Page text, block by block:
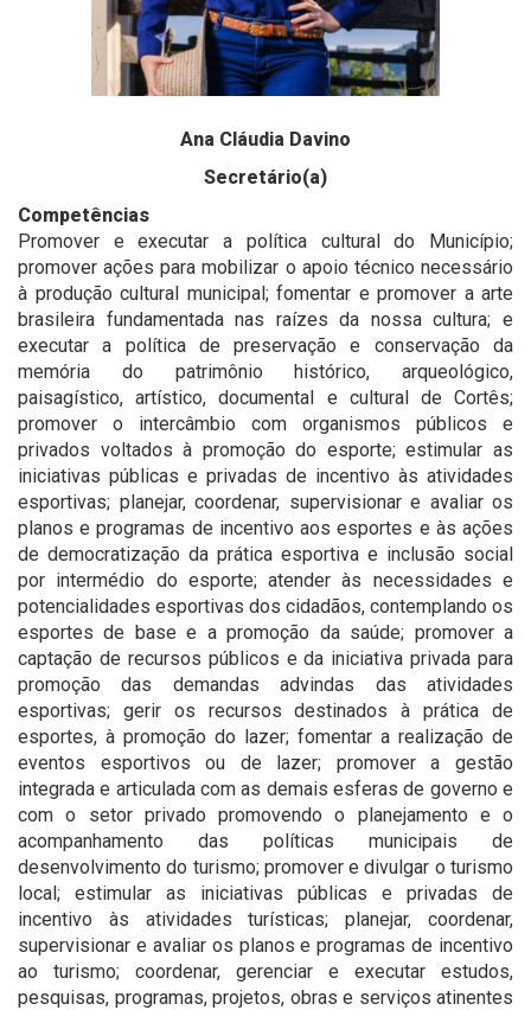
Ana Cláudia Davino
Secretário(a)
Competências
Promover e executar a política cultural do Município;
promover ações para mobilizar o apoio técnico necessário
à produção cultural municipal; fomentar e promover a arte
brasileira fundamentada nas raízes da nossa cultura; e
executar a política de preservação e conservação da
memória do patrimônio histórico, arqueológico,
paisagístico, artístico, documental e cultural de Cortês;
promover o intercâmbio com organismos públicos e
privados voltados à promoção do esporte; estimular as
iniciativas públicas e privadas de incentivo às atividades
esportivas; planejar, coordenar, supervisionar e avaliar os
planos e programas de incentivo aos esportes e às ações
de democratização da prática esportiva e inclusão social
por intermédio do esporte; atender às necessidades e
potencialidades esportivas dos cidadãos, contemplando os
esportes de base e a promoção da saúde; promover a
captação de recursos públicos e da iniciativa privada para
promoção das demandas advindas das atividades
esportivas; gerir os recursos destinados à prática de
esportes, à promoção do lazer; fomentar a realização de
eventos esportivos ou de lazer; promover a gestão
integrada e articulada com as demais esferas de governo e
com o setor privado promovendo o planejamento e o
acompanhamento das políticas municipais de
desenvolvimento do turismo; promover e divulgar o turismo
local; estimular as iniciativas públicas e privadas de
incentivo às atividades turísticas; planejar, coordenar,
supervisionar e avaliar os planos e programas de incentivo
ao turismo; coordenar, gerenciar e executar estudos,
pesquisas, programas, projetos, obras e serviços atinentes